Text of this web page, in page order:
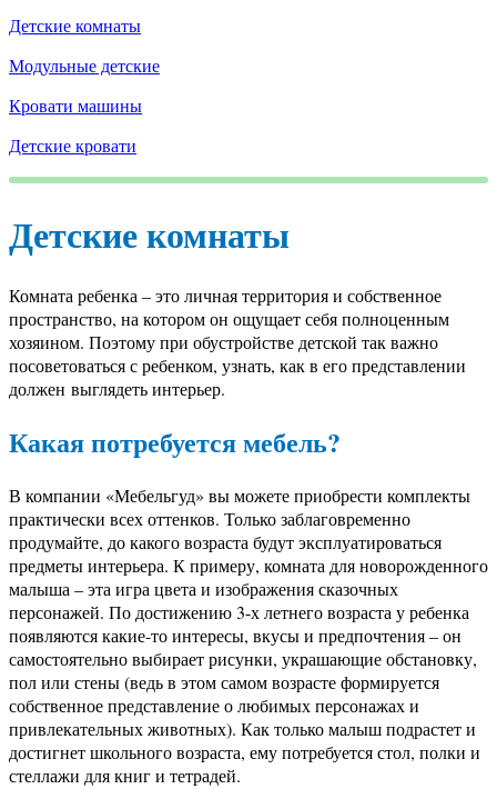
Детские комнаты
Модульные детские
Кровати машины
Детские кровати
Детские комнаты
Комната ребенка – это личная территория и собственное
пространство, на котором он ощущает себя полноценным
хозяином. Поэтому при обустройстве детской так важно
посоветоваться с ребенком, узнать, как в его представлении
должен выглядеть интерьер.
Какая потребуется мебель?
В компании «Мебельгуд» вы можете приобрести комплекты
практически всех оттенков. Только заблаговременно
продумайте, до какого возраста будут эксплуатироваться
предметы интерьера. К примеру, комната для новорожденного
малыша – эта игра цвета и изображения сказочных
персонажей. По достижению 3-х летнего возраста у ребенка
появляются какие-то интересы, вкусы и предпочтения – он
самостоятельно выбирает рисунки, украшающие обстановку,
пол или стены (ведь в этом самом возрасте формируется
собственное представление о любимых персонажах и
привлекательных животных). Как только малыш подрастет и
достигнет школьного возраста, ему потребуется стол, полки и
стеллажи для книг и тетрадей.